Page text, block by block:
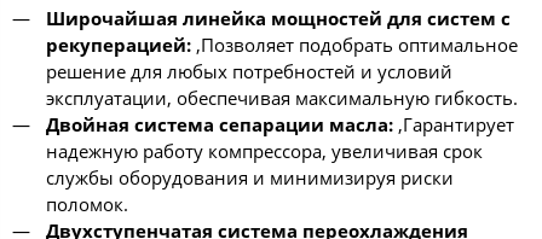
Широчайшая линейка мощностей для систем с
рекуперацией:,Позволяет подобрать оптимальное
решение для любых потребностей и условий
эксплуатации, обеспечивая максимальную гибкость.
Двойная система сепарации масла:,Гарантирует
надежную работу компрессора, увеличивая срок
службы оборудования и минимизируя риски
поломок.
Двухступенчатая система переохлаждения